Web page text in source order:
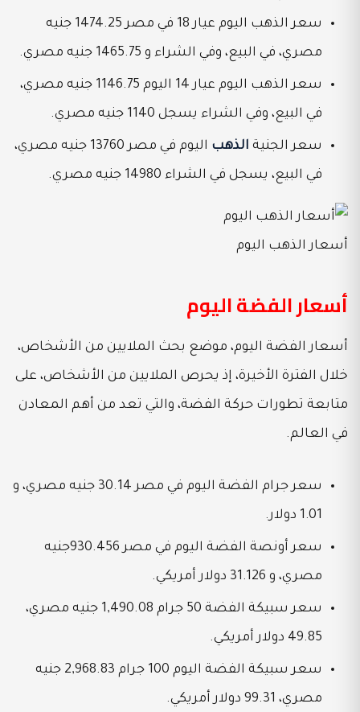
سعر الذهب اليوم عيار 18 في مصر 1474.25 جنيه
مصري، في البيع، وفي الشراء و 1465.75 جنيه مصري.
سعر الذهب اليوم عيار 14 اليوم 1146.75 جنيه مصري،
في البيع، وفي الشراء يسجل 1140 جنيه مصري.
سعر الجنية الذهب
اليوم في مصر 13760 جنيه مصري،
في البيع، يسجل في الشراء 14980 جنيه مصري.
أسعار الذهب اليوم
أسعار الفضة اليوم
أسعار الفضة اليوم، موضع بحث الملايين من الأشخاص،
خلال الفترة الأخيرة، إذ يحرص الملايين من الأشخاص، على
متابعة تطورات حركة الفضة، والتي تعد من أهم المعادن
في العالم.
سعر جرام الفضة اليوم في مصر 30.14 جنيه مصري، و
1.01 دولار.
سعر أونصة الفضة اليوم في مصر 930.456جنيه
مصري، و 31.126 دولار أمريكي.
سعر سبيكة الفضة 50 جرام 1,490.08 جنيه مصري،
49.85 دولار أمريكي.
سعر سبيكة الفضة اليوم 100 جرام 2,968.83 جنيه
مصري، 99.31 دولار أمريكي.